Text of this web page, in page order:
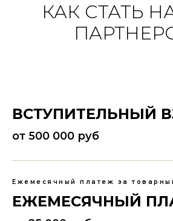
КАК СТАТЬ
ВСТУПИТЕЛЬНЫЙ
от 500 000 руб
Ежемесячный платеж за
ЕЖЕМЕСЯЧНЫЙ